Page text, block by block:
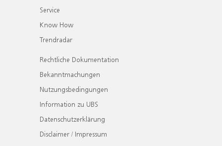
Service
Know How
Trendradar
Rechtliche Dokumentation
Bekanntmachungen
Nutzungsbedingungen
Information zu UBS
Datenschutzerklärung
Disclaimer / Impressum